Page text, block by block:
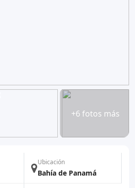
+6 fotos más
Ubicación
Bahía de Panamá